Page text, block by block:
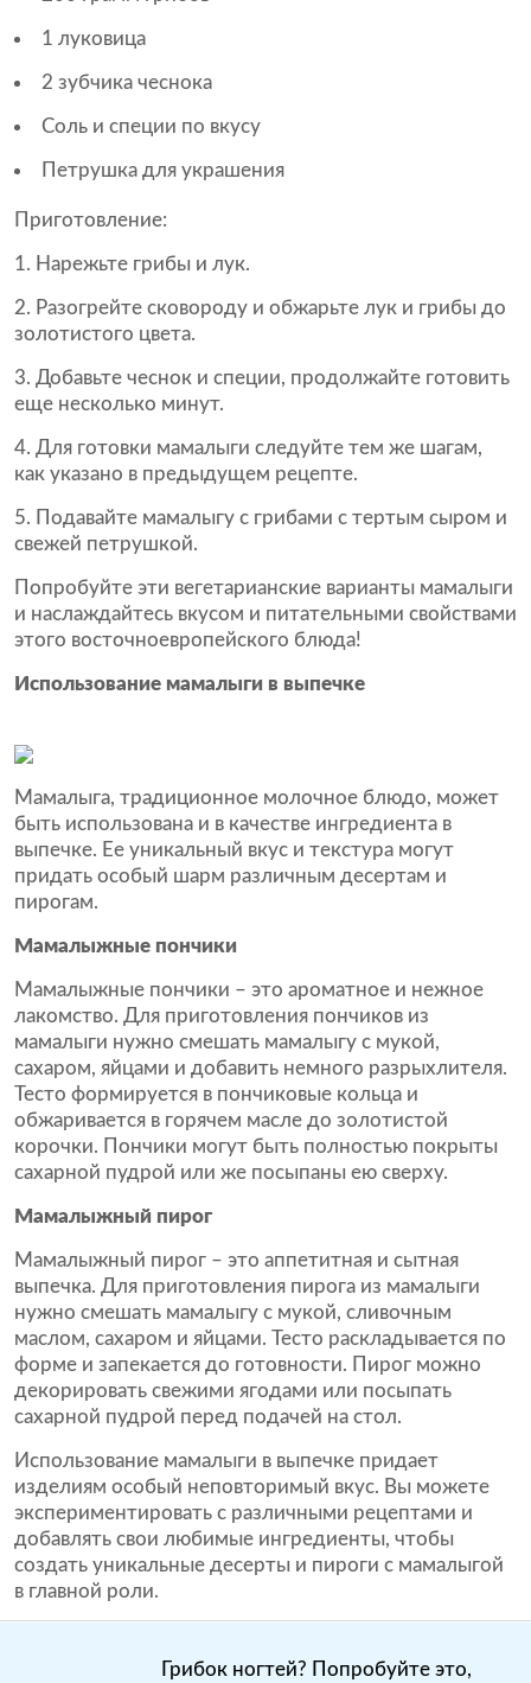
1 луковица
2 зубчика чеснока
Соль и специи по вкусу
Петрушка для украшения
Приготовление:
Нарежьте грибы и лук.
Разогрейте сковороду и обжарьте лук и грибы до
золотистого цвета.
Добавьте чеснок и специи, продолжайте готовить
еще несколько минут.
Для готовки мамалыги следуйте тем же шагам,
как указано в предыдущем рецепте.
Подавайте мамалыгу с грибами с тертым сыром и
свежей петрушкой.
Попробуйте эти вегетарианские варианты мамалыги
и наслаждайтесь вкусом и питательными свойствами
этого восточноевропейского блюда!
Использование мамалыги в выпечке
Мамалыга, традиционное молочное блюдо, может
быть использована и в качестве ингредиента в
выпечке. Ее уникальный вкус и текстура могут
придать особый шарм различным десертам и
пирогам.
Мамалыжные пончики
Мамалыжные пончики – это ароматное и нежное
лакомство. Для приготовления пончиков из
мамалыги нужно смешать мамалыгу с мукой,
сахаром, яйцами и добавить немного разрыхлителя.
Тесто формируется в пончиковые кольца и
обжаривается в горячем масле до золотистой
корочки. Пончики могут быть полностью покрыты
сахарной пудрой или же посыпаны ею сверху.
Мамалыжный пирог
Мамалыжный пирог – это аппетитная и сытная
выпечка. Для приготовления пирога из мамалыги
нужно смешать мамалыгу с мукой, сливочным
маслом, сахаром и яйцами. Тесто раскладывается по
форме и запекается до готовности. Пирог можно
декорировать свежими ягодами или посыпать
сахарной пудрой перед подачей на стол.
Использование мамалыги в выпечке придает
изделиям особый неповторимый вкус. Вы можете
экспериментировать с различными рецептами и
добавлять свои любимые ингредиенты, чтобы
создать уникальные десерты и пироги с мамалыгой
в главной роли.
Грибок ногтей? Попробуйте это,